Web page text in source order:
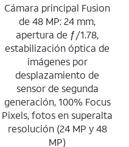
Cámara principal Fusion
de 48 MP: 24 mm,
apertura de ƒ/1.78,
estabilización óptica de
imágenes por
desplazamiento de
sensor de segunda
generación, 100% Focus
Pixels, fotos en superalta
resolución (24 MP y 48
MP)